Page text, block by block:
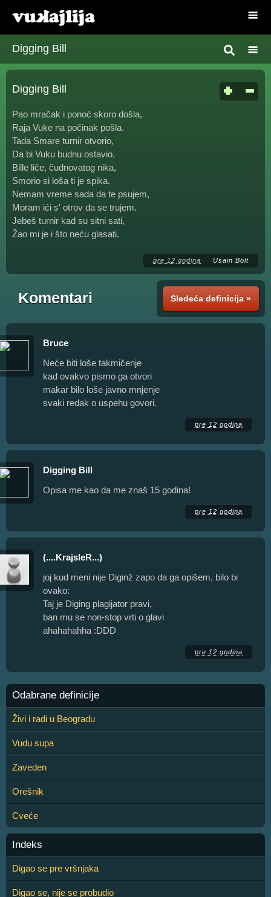
Digging Bill
Digging Bill
Pao mračak i ponoć skoro došla,
Raja Vuke na počinak pošla.
Tada Smare turnir otvorio,
Da bi Vuku budnu ostavio.
Bille liče, čudnovatog nika,
Smorio si loša ti je spika.
Nemam vreme sada da te psujem,
Moram ići s' otrov da se trujem.
Jebeš turnir kad su sitni sati,
Žao mi je i što neću glasati.
pre 12 godina Usain Bolt
Sledeća definicija »
Komentari
Bruce
Neće biti loše takmičenje
kad ovakvo pismo ga otvori
makar bilo loše javno mnjenje
svaki redak o uspehu govori.
pre 12 godina
Digging Bill
Opisa me kao da me znaš 15 godina!
pre 12 godina
(....KrajsleR...)
joj kud meni nije Diginž zapo da ga opišem, bilo bi
ovako:
Taj je Diging plagijator pravi,
ban mu se non-stop vrti o glavi
ahahahahha :DDD
pre 12 godina
Odabrane definicije
Živi i radi u Beogradu
Vudu supa
Zaveden
Orešnik
Cveće
Indeks
Digao se pre vršnjaka
Digao se, nije se probudio